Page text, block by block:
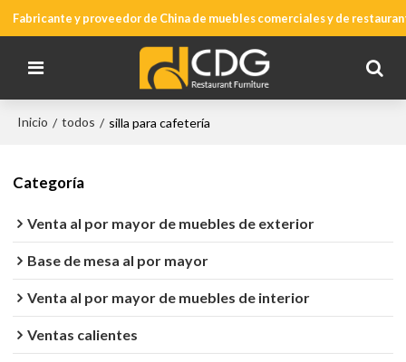
Fabricante y proveedor de China de muebles comerciales y de
Inicio / todos / silla para cafetería
Categoría
Venta al por mayor de muebles de exterior
Base de mesa al por mayor
Venta al por mayor de muebles de interior
Ventas calientes